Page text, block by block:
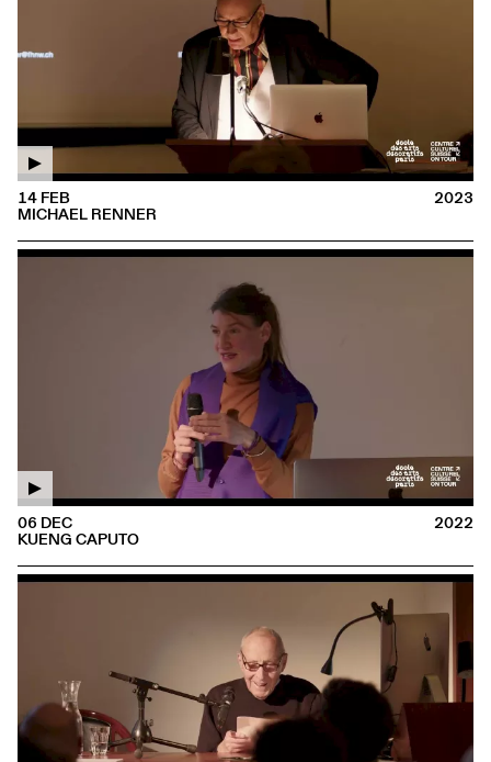
MICHAEL RENNER
14 FEB 2023
KUENG CAPUTO
06 DEC 2022